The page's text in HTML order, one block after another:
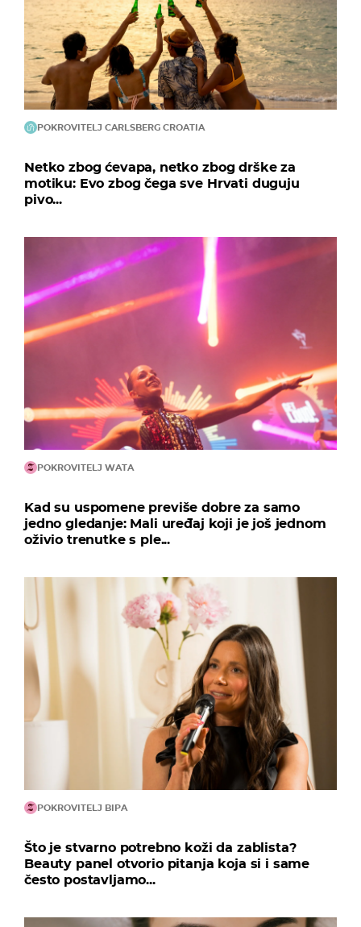
POKROVITELJ CARLSBERG CROATIA
Netko zbog ćevapa, netko zbog drške za
motiku: Evo zbog čega sve Hrvati duguju
pivo...
POKROVITELJ WATA
Kad su uspomene previše dobre za samo
jedno gledanje: Mali uređaj koji je još jednom
oživio trenutke s ple...
POKROVITELJ BIPA
Što je stvarno potrebno koži da zablista?
Beauty panel otvorio pitanja koja si i same
često postavljamo...